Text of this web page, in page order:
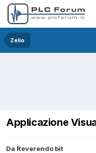
Zelio
Applicazione
Da Reverendo bit